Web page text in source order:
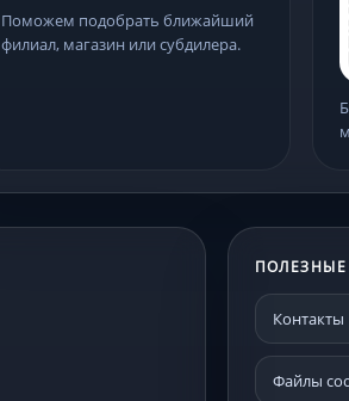
Поможем подобрать ближайший
филиал, магазин или субдилера.
Контакты
Файлы